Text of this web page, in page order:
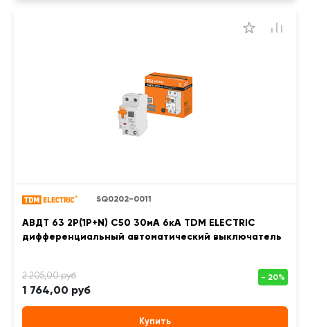
SQ0202-0011
АВДТ 63 2Р(1Р+N) C50 30мА 6кА TDM ELECTRIC
дифференциальный автоматический выключатель
1 764,00 руб
Купить